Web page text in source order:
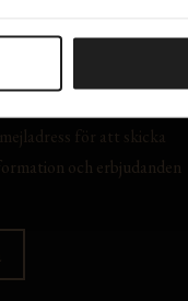
för att skicka
och erbjudanden